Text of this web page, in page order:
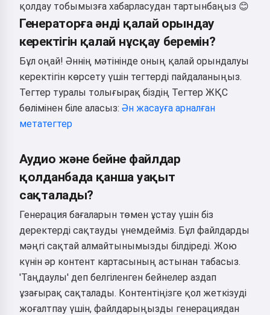
қолдау тобымызға хабарласудан тартынбаңыз 😊
Генераторға әнді қалай орындау
керектігін қалай нұсқау беремін?
Бұл оңай! Әннің мәтінінде оның қалай орындалуы
керектігін көрсету үшін тегтерді пайдаланыңыз.
Тегтер туралы толығырақ біздің Тегтер ЖҚС
бөлімінен біле аласыз: Ән жасауға арналған
метатегтер
Аудио және бейне файлдар
қолданбада қанша уақыт
сақталады?
Генерация бағаларын төмен ұстау үшін біз
деректерді сақтауды үнемдейміз. Бұл файлдарды
мәңгі сақтай алмайтынымызды білдіреді. Жою
күнін әр контент картасының астынан табасыз.
'Таңдаулы' деп белгіленген бейнелер аздап
ұзағырақ сақталады. Контентіңізге қол жеткізуді
жоғалтпау үшін, файлдарыңызды генерациядан